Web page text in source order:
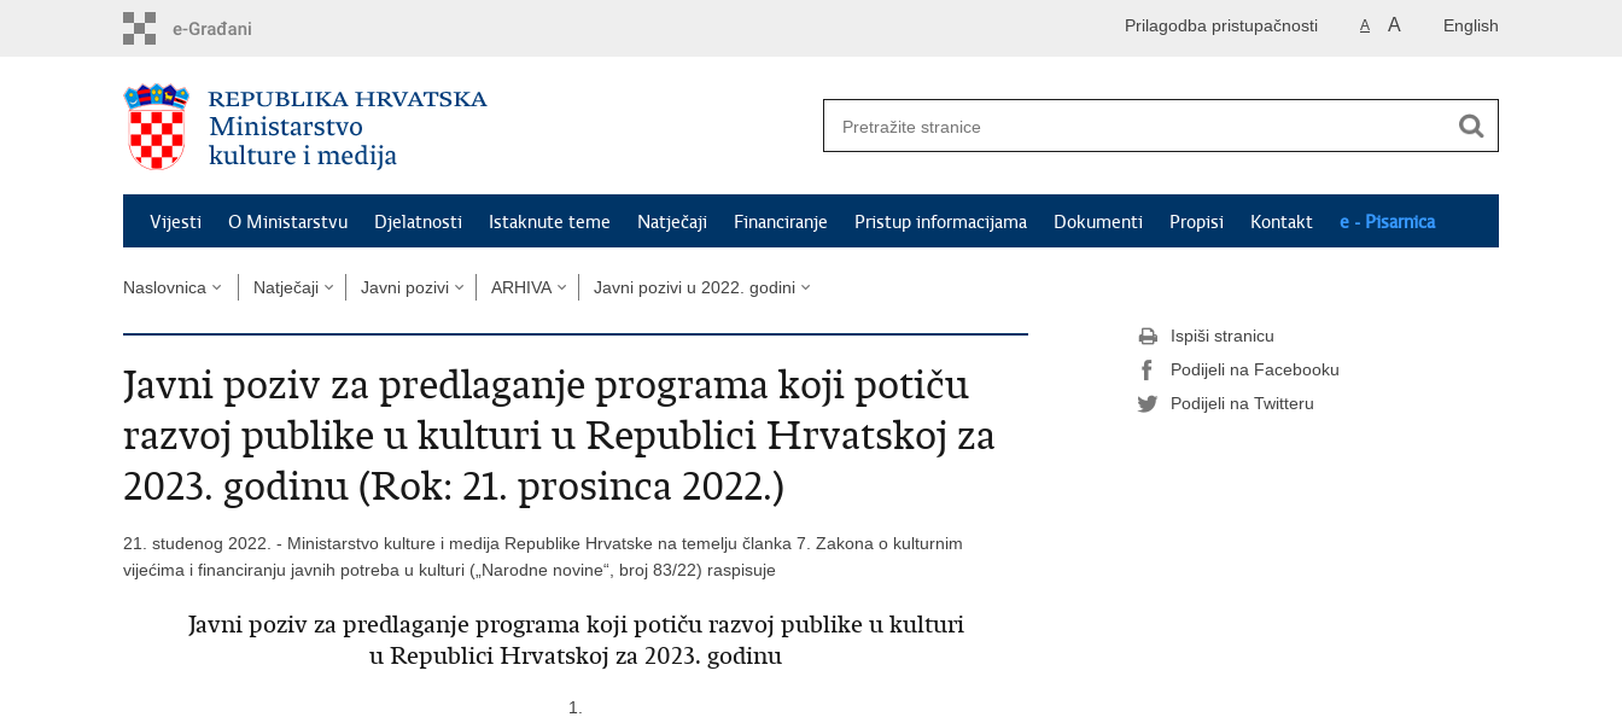
English
A A
Prilagodba pristupačnosti
Vijesti O Ministarstvu Djelatnosti Istaknute teme Natječaji Financiranje Pristup informacijama Dokumenti Propisi Kontakt e - Pisarnica
Naslovnica Natječaji Javni pozivi ARHIVA Javni pozivi u 2022. godini
Javni poziv za predlaganje programa koji potiču
razvoj publike u kulturi u Republici Hrvatskoj za
2023. godinu (Rok: 21. prosinca 2022.)
21. studenog 2022. - Ministarstvo kulture i medija Republike Hrvatske na temelju članka 7. Zakona o kulturnim
vijećima i financiranju javnih potreba u kulturi („Narodne novine“, broj 83/22) raspisuje
Javni poziv za predlaganje programa koji potiču razvoj publike u kulturi
u Republici Hrvatskoj za 2023. godinu
1.
Ispiši stranicu
Podijeli na Facebooku
Podijeli na Twitteru